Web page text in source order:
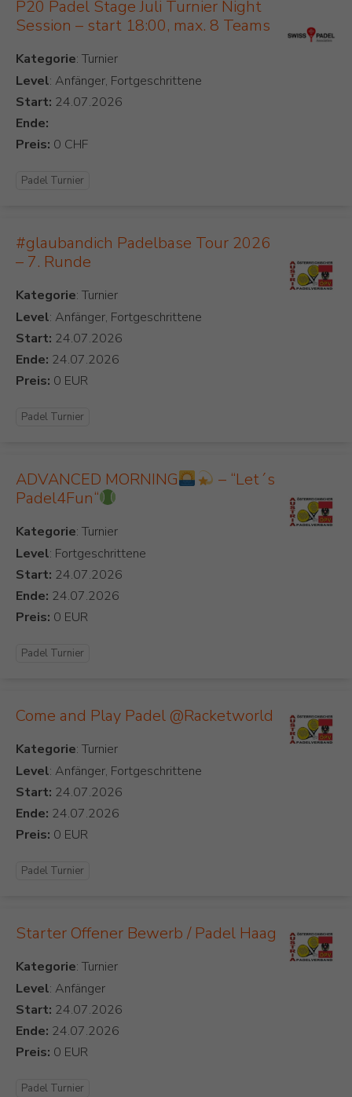
P20 Padel Stage Juli Turnier Night
Session – start 18:00, max. 8 Teams
Kategorie
Level: Anfänger, Fortgeschrittene
Start:
Ende:
Preis:
Padel Turnier
#glaubandich Padelbase Tour 2026
– 7. Runde
Kategorie
Level: Anfänger, Fortgeschrittene
Start:
Ende:
Preis:
Padel Turnier
ADVANCED MORNING
– “Let´s
Padel4Fun“
Kategorie
Level: Fortgeschrittene
Start:
Ende:
Preis:
Padel Turnier
Come and Play Padel @Racketworld
Kategorie
Level: Anfänger, Fortgeschrittene
Start:
Ende:
Preis:
Padel Turnier
Starter Offener Bewerb / Padel Haag
Kategorie
Level: Anfänger
Start:
Ende:
Preis:
Padel Turnier